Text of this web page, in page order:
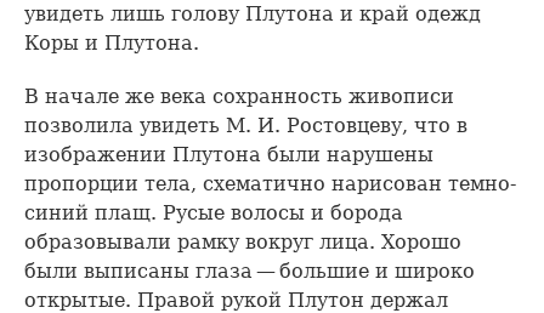
увидеть лишь голову Плутона и край одежд
Коры и Плутона.
В начале же века сохранность живописи
позволила увидеть М. И. Ростовцеву, что в
изображении Плутона были нарушены
пропорции тела, схематично нарисован темно-
синий плащ. Русые волосы и борода
образовывали рамку вокруг лица. Хорошо
были выписаны глаза — большие и широко
открытые. Правой рукой Плутон держал